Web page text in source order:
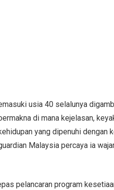
usia 40 selalunya
di mana kejelasan,
yang dipenuhi dengan
Malaysia percaya ia
pelancaran program